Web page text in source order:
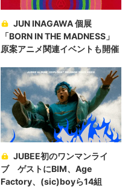
JUN INAGAWA 個展
「BORN IN THE MADNESS」
原案アニメ関連イベントも開催
JUBEE初のワンマンライ
ブ ゲストにBIM、Age
Factory、(sic)boyら14組